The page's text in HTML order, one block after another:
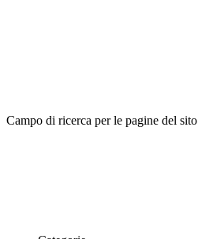
Campo di ricerca per le pagine del sito